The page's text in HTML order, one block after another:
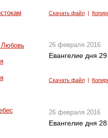
Любовь
Скачать файл|
26 февраля 2016
Евангелие дня
Скачать файл|
26 февраля 2016
Евангелие дня